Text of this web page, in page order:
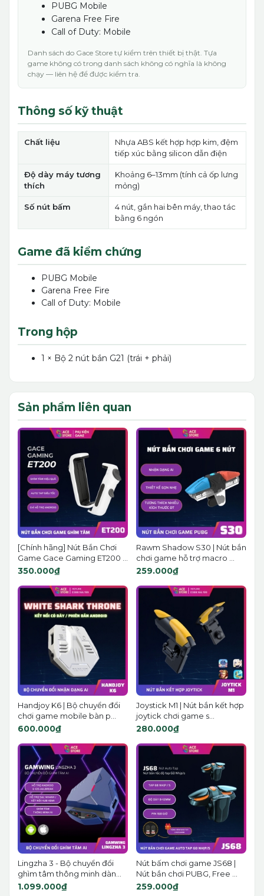
PUBG Mobile
Garena Free Fire
Call of Duty: Mobile
Danh sách do Gace Store tự kiểm trên thiết bị thật. Tựa
game không có trong danh sách không có nghĩa là không
chạy — liên hệ để được kiểm tra.
Thông số kỹ thuật
Chất liệu
Nhựa ABS kết hợp hợp kim, đệm
tiếp xúc bằng silicon dẫn điện
Độ dày máy tương
thích
Khoảng 6–13mm (tính cả ốp lưng
mỏng)
Số nút bấm
4 nút, gắn hai bên máy, thao tác
bằng 6 ngón
Game đã kiểm chứng
PUBG Mobile
Garena Free Fire
Call of Duty: Mobile
Trong hộp
1 × Bộ 2 nút bắn G21 (trái + phải)
Sản phẩm liên quan
[Chính hãng] Nút Bắn Chơi
Game Gace Gaming ET200 ...
350.000₫
Rawm Shadow S30 | Nút bắn
chơi game hỗ trợ macro ...
259.000₫
Handjoy K6 | Bộ chuyển đổi
chơi game mobile bàn p...
600.000₫
Joystick M1 | Nút bắn kết hợp
joytick chơi game s...
280.000₫
Lingzha 3 - Bộ chuyển đổi
ghìm tâm thông minh dàn...
1.099.000₫
Nút bấm chơi game JS68 |
Nút bắn chơi PUBG, Free ...
259.000₫